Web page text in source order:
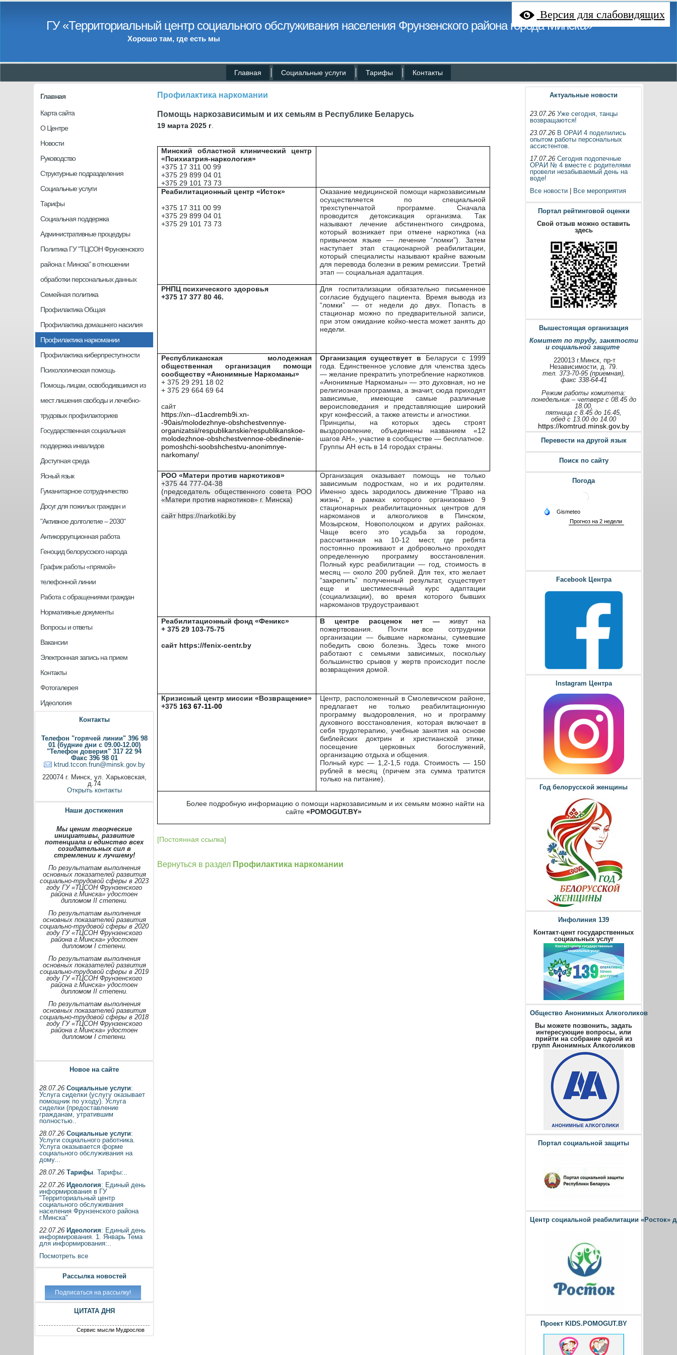
Версия для слабовидящих
ГУ «Территориальный центр социального обслуживания населения Фрунзенского района города Минска»
Хорошо там, где есть мы
Главная Социальные услуги Тарифы Контакты
Главная
Карта сайта
О Центре
Новости
Руководство
Структурные подразделения
Социальные услуги
Тарифы
Социальная поддержка
Административные процедуры
Политика ГУ "ТЦСОН Фрунзенского
района г. Минска" в отношении
обработки персональных данных
Семейная политика
Профилактика Общая
Профилактика домашнего насилия
Профилактика наркомании
Профилактика киберпреступности
Психологическая помощь
Помощь лицам, освободившимся из
мест лишения свободы и лечебно-
трудовых профилакториев
Государственная социальная
поддержка инвалидов
Доступная среда
Ясный язык
Гуманитарное сотрудничество
Досуг для пожилых граждан и
"Активное долголетие – 2030"
Антикоррупционная работа
Геноцид белорусского народа
График работы «прямой»
телефонной линии
Работа с обращениями граждан
Нормативные документы
Вопросы и ответы
Вакансии
Электронная запись на прием
Контакты
Фотогалерея
Идеология
Контакты
Телефон "горячей линии" 396 98
01 (будние дни с 09.00-12.00)
"Телефон доверия" 317 22 94
Факс 396 98 01
ktrud.tccon.frun@minsk.gov.by
220074 г. Минск, ул. Харьковская,
д.74
Открыть контакты
Наши достижения
Мы ценим творческие
инициативы, развитие
потенциала и единство всех
созидательных сил в
стремлении к лучшему!
По результатам выполнения
основных показателей развития
социально-трудовой сферы в 2023
году ГУ «ТЦСОН Фрунзенского
района г.Минска» удостоен
дипломом II степени.
По результатам выполнения
основных показателей развития
социально-трудовой сферы в 2020
году ГУ «ТЦСОН Фрунзенского
района г.Минска» удостоен
дипломом I степени.
По результатам выполнения
основных показателей развития
социально-трудовой сферы в 2019
году ГУ «ТЦСОН Фрунзенского
района г.Минска» удостоен
дипломом II степени.
По результатам выполнения
основных показателей развития
социально-трудовой сферы в 2018
году ГУ «ТЦСОН Фрунзенского
района г.Минска» удостоен
дипломом I степени.
Новое на сайте
28.07.26 Социальные услуги:
Услуга сиделки (услугу оказывает
помощник по уходу). Услуга
сиделки (предоставление
гражданам, утратившим
полностью..
28.07.26 Социальные услуги:
Услуги социального работника.
Услуга оказывается форме
социального обслуживания на
дому...
28.07.26 Тарифы. Тарифы:..
22.07.26 Идеология: Единый день
информирования в ГУ
"Территориальный центр
социального обслуживания
населения Фрунзенского района
г.Минска"
22.07.26 Идеология: Единый день
информирования. 1. Январь Тема
для информирования:..
Посмотреть все
Рассылка новостей
ЦИТАТА ДНЯ
Сервис мысли Мудрослов
Профилактика наркомании
Помощь наркозависимым и их семьям в Республике Беларусь
19 марта 2025 г
Минский областной клинический центр
«Психиатрия-наркология»
+375 17 311 00 99
+375 29 899 04 01
+375 29 101 73 73
Реабилитационный центр «Исток»
+375 17 311 00 99
+375 29 899 04 01
+375 29 101 73 73
Оказание медицинской помощи наркозависимым
осуществляется по специальной
трехступенчатой программе. Сначала
проводится детоксикация организма. Так
называют лечение абстинентного синдрома,
который возникает при отмене наркотика (на
привычном языке — лечение “ломки”). Затем
наступает этап стационарной реабилитации,
который специалисты называют крайне важным
для перевода болезни в режим ремиссии. Третий
этап — социальная адаптация.
РНПЦ психического здоровья
+375 17 377 80 46.
Для госпитализации обязательно письменное
согласие будущего пациента. Время вывода из
“ломки” — от недели до двух. Попасть в
стационар можно по предварительной записи,
при этом ожидание койко-места может занять до
недели.
Республиканская молодежная
общественная организация помощи
сообществу «Анонимные Наркоманы»
+ 375 29 291 18 02
+ 375 29 664 69 64
сайт
https://xn--d1acdremb9i.xn-
-90ais/molodezhnye-obshchestvennye-
organizatsii/respublikanskie/respublikanskoe-
molodezhnoe-obshchestvennoe-obedinenie-
pomoshchi-soobshchestvu-anonimnye-
narkomany/
Организация существует в Беларуси с 1999
года. Единственное условие для членства здесь
— желание прекратить употребление наркотиков.
«Анонимные Наркоманы» — это духовная, но не
религиозная программа, а значит, сюда приходят
зависимые, имеющие самые различные
вероисповедания и представляющие широкий
круг конфессий, а также атеисты и агностики.
Принципы, на которых здесь строят
выздоровление, объединены названием «12
шагов АН», участие в сообществе — бесплатное.
Группы АН есть в 14 городах страны.
РОО «Матери против наркотиков»
+375 44 777-04-38
(председатель общественного совета РОО
«Матери против наркотиков» г. Минска)
сайт https://narkotiki.by
Организация оказывает помощь не только
зависимым подросткам, но и их родителям.
Именно здесь зародилось движение “Право на
жизнь”, в рамках которого организовано 9
стационарных реабилитационных центров для
наркоманов и алкоголиков в Пинском,
Мозырском, Новополоцком и других районах.
Чаще всего это усадьба за городом,
рассчитанная на 10-12 мест, где ребята
постоянно проживают и добровольно проходят
определенную программу восстановления.
Полный курс реабилитации — год, стоимость в
месяц — около 200 рублей. Для тех, кто желает
“закрепить” полученный результат, существует
еще и шестимесячный курс адаптации
(социализации), во время которого бывших
наркоманов трудоустраивают.
Реабилитационный фонд «Феникс»
+ 375 29 103-75-75
сайт https://fenix-centr.by
В центре расценок нет —живут на
пожертвования. Почти все сотрудники
организации — бывшие наркоманы, сумевшие
победить свою болезнь. Здесь тоже много
работают с семьями зависимых, поскольку
большинство срывов у жертв происходит после
возвращения домой.
Кризисный центр миссии «Возвращение»
+375 163 67-11-00
Центр, расположенный в Смолевичском районе,
предлагает не только реабилитационную
программу выздоровления, но и программу
духовного восстановления, которая включает в
себя трудотерапию, учебные занятия на основе
библейских доктрин и христианской этики,
посещение церковных богослужений,
организацию отдыха и общения.
Полный курс — 1,2-1,5 года. Стоимость — 150
рублей в месяц (причем эта сумма тратится
только на питание).
Более подробную информацию о помощи наркозависимым и их семьям можно найти на
сайте «POMOGUT.BY»
[Постоянная ссылка]
Вернуться в раздел Профилактика наркомании
Актуальные новости
23.07.26Уже сегодня, танцы
возвращаются!
23.07.26 В ОРАИ 4 поделились
опытом работы персональных
ассистентов.
17.07.26Сегодня подопечные
ОРАИ № 4 вместе с родителями
провели незабываемый день на
воде!
Все новости
Все мероприятия
Портал рейтинговой оценки
Свой отзыв можно оставить
здесь
Вышестоящая организация
Комитет по труду, занятости
и социальной защите
220013 г.Минск, пр-т
Независимости, д. 79.
тел. 373-70-95 (приемная),
факс 338-64-41
Режим работы комитета:
понедельник – четверг с 08.45 до
18.00,
пятница с 8.45 до 16.45,
обед с 13.00 до 14.00
https://komtrud.minsk.gov.by
Перевести на другой язык
Поиск по сайту
Погода
Facebook Центра
Instagram Центра
Год белорусской женщины
Инфолиния 139
Контакт-цент государственных
социальных услуг
Общество Анонимных Алкоголиков
Вы можете позвонить, задать
интересующие вопросы, или
прийти на собрание одной из
групп Анонимных Алкоголиков
Портал социальной защиты
Центр социальной реабилитации
Проект KIDS.POMOGUT.BY